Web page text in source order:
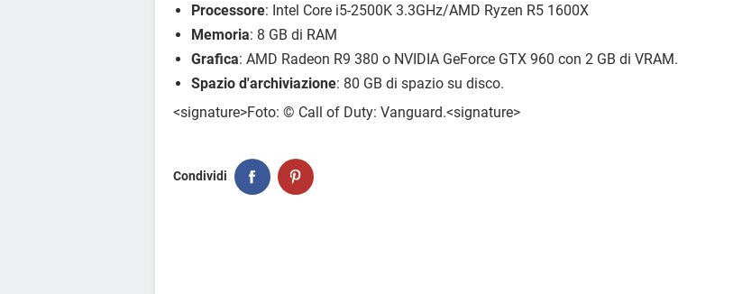
Processore: Intel Core i5-2500K 3.3GHz/AMD Ryzen R5 1600X
Memoria: 8 GB di RAM
Grafica: AMD Radeon R9 380 o NVIDIA GeForce GTX 960 con 2 GB di VRAM.
Spazio d'archiviazione: 80 GB di spazio su disco.
<signature>Foto: © Call of Duty: Vanguard.<signature>
Condividi